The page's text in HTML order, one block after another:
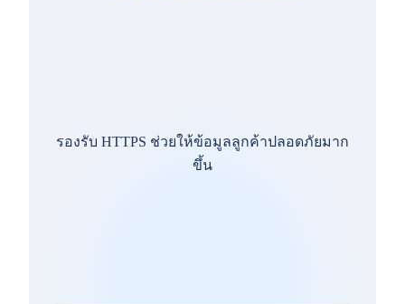
รองรับ HTTPS ช่วยให้ข้อมูลลูกค้าปลอดภัยมาก
ขึ้น